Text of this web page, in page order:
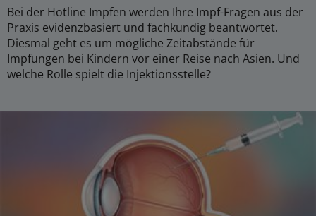
Bei der Hotline Impfen werden Ihre Impf-Fragen aus der
Praxis evidenzbasiert und fachkundig beantwortet.
Diesmal geht es um mögliche Zeitabstände für
Impfungen bei Kindern vor einer Reise nach Asien. Und
welche Rolle spielt die Injektionsstelle?